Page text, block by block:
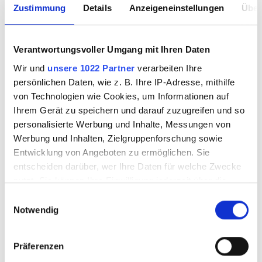
Zustimmung Details Anzeigeneinstellungen
Verantwortungsvoller Umgang mit Ihren Daten
Wir und unsere 1022 Partner verarbeiten Ihre
persönlichen Daten, wie z. B. Ihre IP-Adresse, mithilfe
von Technologien wie Cookies, um Informationen auf
Ihrem Gerät zu speichern und darauf zuzugreifen und so
personalisierte Werbung und Inhalte, Messungen von
Werbung und Inhalten, Zielgruppenforschung sowie
Entwicklung von Angeboten zu ermöglichen. Sie
entscheiden darüber, wer Ihre Daten für welche Zwecke
nutzt. Sie können Ihre Einwilligung jederzeit über die
Trigger Symbol ändern oder widerrufen
Informationen über Ihre geografische Lage
Notwendig
Präferenzen
Maschinen
Techniken
Workshops & Know How
Besuch vereinbaren